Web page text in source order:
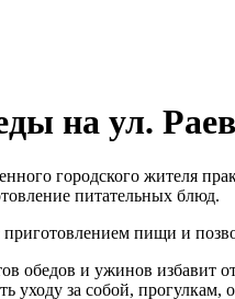
на ул.
городского жителя
питательных блюд.
приготовлением пищи и
обедов и ужинов избавит
уходу за собой,